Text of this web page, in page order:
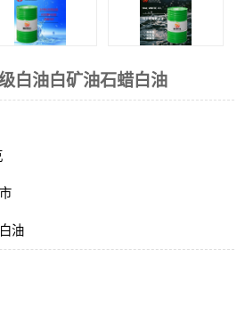
白油白矿油石蜡白油
油